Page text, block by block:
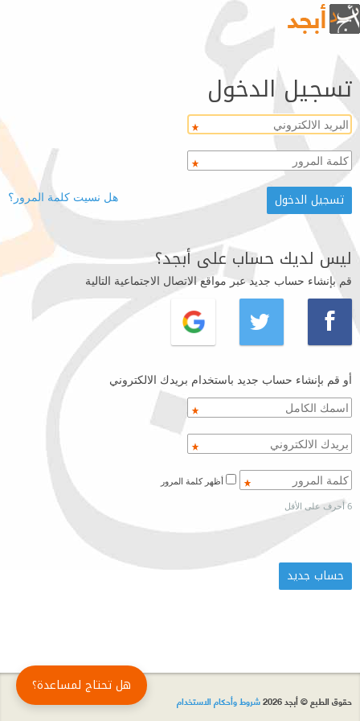
تسجيل الدخول
هل نسيت كلمة المرور؟
ليس لديك حساب على أبجد؟
قم بإنشاء حساب جديد عبر مواقع الاتصال الاجتماعية التالية
أو قم بإنشاء حساب جديد باستخدام بريدك الالكتروني
6 أحرف على الأقل
حقوق الطبع © أبجد 2026 شروط وأحكام الاستخدام
هل تحتاج لمساعدة؟